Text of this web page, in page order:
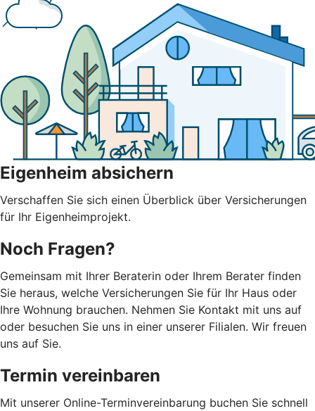
Eigenheim absichern
Verschaffen Sie sich einen Überblick über Versicherungen
für Ihr Eigenheimprojekt.
Noch Fragen?
Gemeinsam mit Ihrer Beraterin oder Ihrem Berater finden
Sie heraus, welche Versicherungen Sie für Ihr Haus oder
Ihre Wohnung brauchen. Nehmen Sie Kontakt mit uns auf
oder besuchen Sie uns in einer unserer Filialen. Wir freuen
uns auf Sie.
Termin vereinbaren
Mit unserer Online-Terminvereinbarung buchen Sie schnell